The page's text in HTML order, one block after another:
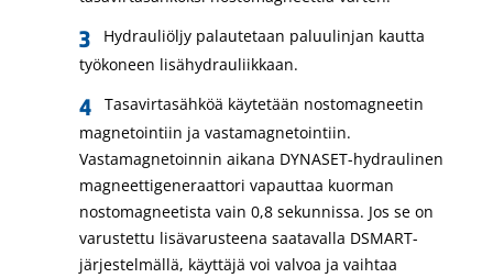
Hydrauliöljy palautetaan paluulinjan kautta
työkoneen lisähydrauliikkaan.
Tasavirtasähköä käytetään nostomagneetin
magnetointiin ja vastamagnetointiin.
Vastamagnetoinnin aikana DYNASET-hydraulinen
magneettigeneraattori vapauttaa kuorman
nostomagneetista vain 0,8 sekunnissa. Jos se on
varustettu lisävarusteena saatavalla DSMART-
järjestelmällä, käyttäjä voi valvoa ja vaihtaa